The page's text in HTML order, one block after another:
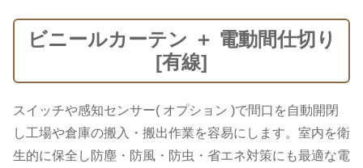
ビニールカーテン ＋ 電動間仕切り
[有線]
スイッチや感知センサー( オプション )で間口を自動開閉
し工場や倉庫の搬入・搬出作業を容易にします。室内を衛
生的に保全し防塵・防風・防虫・省エネ対策にも最適な電